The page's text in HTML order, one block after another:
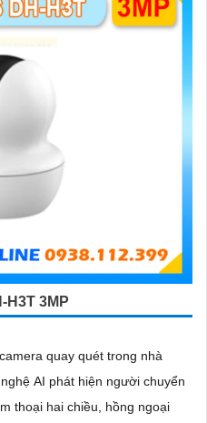
H3T 3MP
quay quét trong nhà
AI phát hiện người chuyển
thoại hai chiều, hồng ngoại